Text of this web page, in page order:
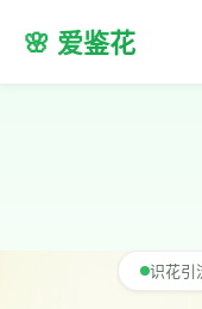
🌸 爱鉴花
识花引